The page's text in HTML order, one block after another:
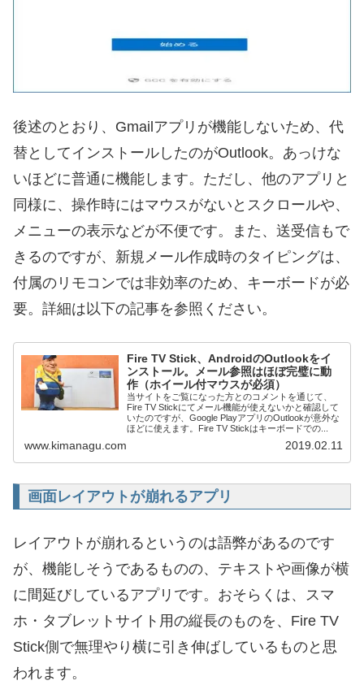
後述のとおり、Gmailアプリが機能しないため、代
替としてインストールしたのがOutlook。あっけな
いほどに普通に機能します。ただし、他のアプリと
同様に、操作時にはマウスがないとスクロールや、
メニューの表示などが不便です。また、送受信もで
きるのですが、新規メール作成時のタイピングは、
付属のリモコンでは非効率のため、キーボードが必
要。詳細は以下の記事を参照ください。
Fire TV Stick、AndroidのOutlookをイ
ンストール。メール参照はほぼ完璧に動
作（ホイール付マウスが必須）
当サイトをご覧になった方とのコメントを通じて、
Fire TV Stickにてメール機能が使えないかと確認して
いたのですが、Google PlayアプリのOutlookが意外な
ほどに使えます。Fire TV Stickはキーボードでの...
www.kimanagu.com 2019.02.11
画面レイアウトが崩れるアプリ
レイアウトが崩れるというのは語弊があるのです
が、機能しそうであるものの、テキストや画像が横
に間延びしているアプリです。おそらくは、スマ
ホ・タブレットサイト用の縦長のものを、Fire TV
Stick側で無理やり横に引き伸ばしているものと思
われます。